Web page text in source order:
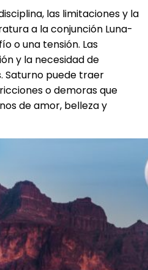
las limitaciones y la
a la conjunción Luna-
o una tensión. Las
y la necesidad de
Saturno puede traer
o demoras que
de amor, belleza y